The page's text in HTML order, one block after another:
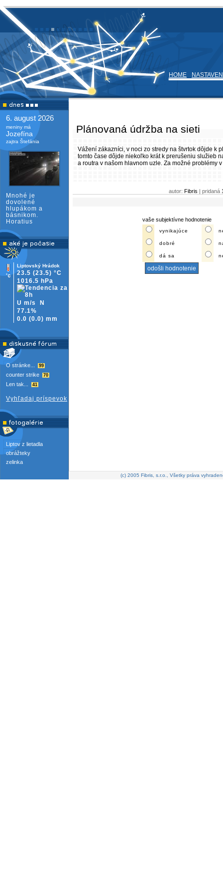
HOME
6. august 2026
meniny má
Jozefína
zajtra Štefánia
Mnohé je
dovolené
hlupákom a
básnikom.
Horatius
Liptovský Hrádok
23.5 (23.5) °C
1016.5 hPa
U m/s
N
77.1%
0.0 (0.0) mm
O stránke... 99
counter strike 70
Len tak... 41
Vyhľadaj príspevok
Liptov z lietadla
obrážteky
zelinka
Plánovaná údržba na sieti
Vážení zákazníci, v noci zo stredy na štvrtok dôjde k
tomto čase dôjde niekoľko krát k prerušeniu služieb
a routra v našom hlavnom uzle. Za možné problémy
autor: Fibris | pridaná
vaše subjektívne hodnotenie
vynikajúce
dobré
dá sa
(c) 2005 Fibris, s.r.o., Všetky práva